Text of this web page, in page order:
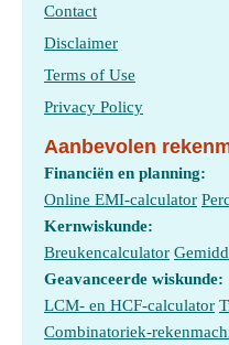
Contact
Disclaimer
Terms of Use
Privacy Policy
Aanbevolen
Financiën en planning:
Online EMI-calculator
Kernwiskunde:
Breukencalculator
Geavanceerde wiskunde:
LCM- en HCF-calculator
Combinatoriek-